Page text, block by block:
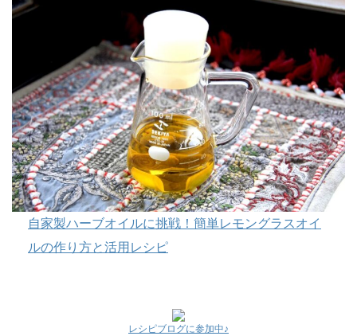
自家製ハーブオイルに挑戦！簡単レモングラスオイ
ルの作り方と活用レシピ
レシピブログに参加中♪